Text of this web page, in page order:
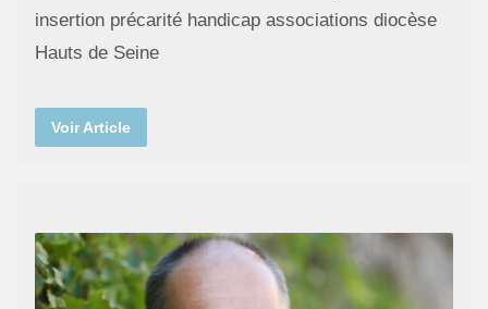
insertion précarité handicap associations diocèse
Hauts de Seine
Voir Article